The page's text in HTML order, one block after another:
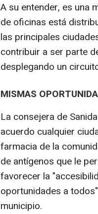
A su entender, es una
de oficinas está
las principales
contribuir a ser parte
desplegando un
MISMAS
La consejera de
acuerdo cualquier
farmacia de la
de antígenos que le
favorecer la
oportunidades a
municipio.